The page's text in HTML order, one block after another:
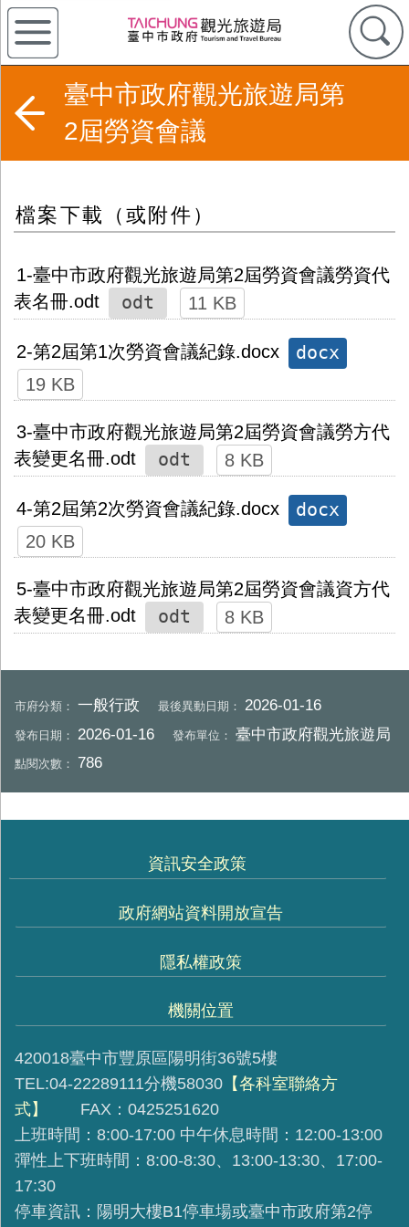
臺中市政府觀光旅遊局第
2屆勞資會議
檔案下載（或附件）
1-臺中市政府觀光旅遊局第2屆勞資會議勞資代
表名冊.odt
odt 11 KB
2-第2屆第1次勞資會議紀錄.docx docx
19 KB
3-臺中市政府觀光旅遊局第2屆勞資會議勞方代
表變更名冊.odt
odt 8 KB
4-第2屆第2次勞資會議紀錄.docx docx
20 KB
5-臺中市政府觀光旅遊局第2屆勞資會議資方代
表變更名冊.odt
odt 8 KB
市府分類：一般行政 最後異動日期：2026-01-16
發布日期： 2026-01-16 發布單位：臺中市政府觀光旅遊局
點閱次數： 786
資訊安全政策
政府網站資料開放宣告
隱私權政策
機關位置
420018臺中市豐原區陽明街36號5樓
TEL:04-22289111分機58030 【各科室聯絡方
式】
FAX：0425251620
上班時間：8:00-17:00 中午休息時間：12:00-13:00
彈性上下班時間：8:00-8:30、13:00-13:30、17:00-
17:30
停車資訊：陽明大樓B1停車場或臺中市政府第2停